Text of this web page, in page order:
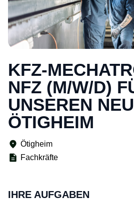
KFZ-
NFZ (M/W/D)
UNSEREN
ÖTIGHEIM
Ötigheim
Fachkräfte
IHRE AUFGABEN